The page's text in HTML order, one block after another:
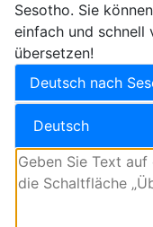
Sesotho. Sie
einfach und schnell
übersetzen!
Deutsch nach
Deutsch